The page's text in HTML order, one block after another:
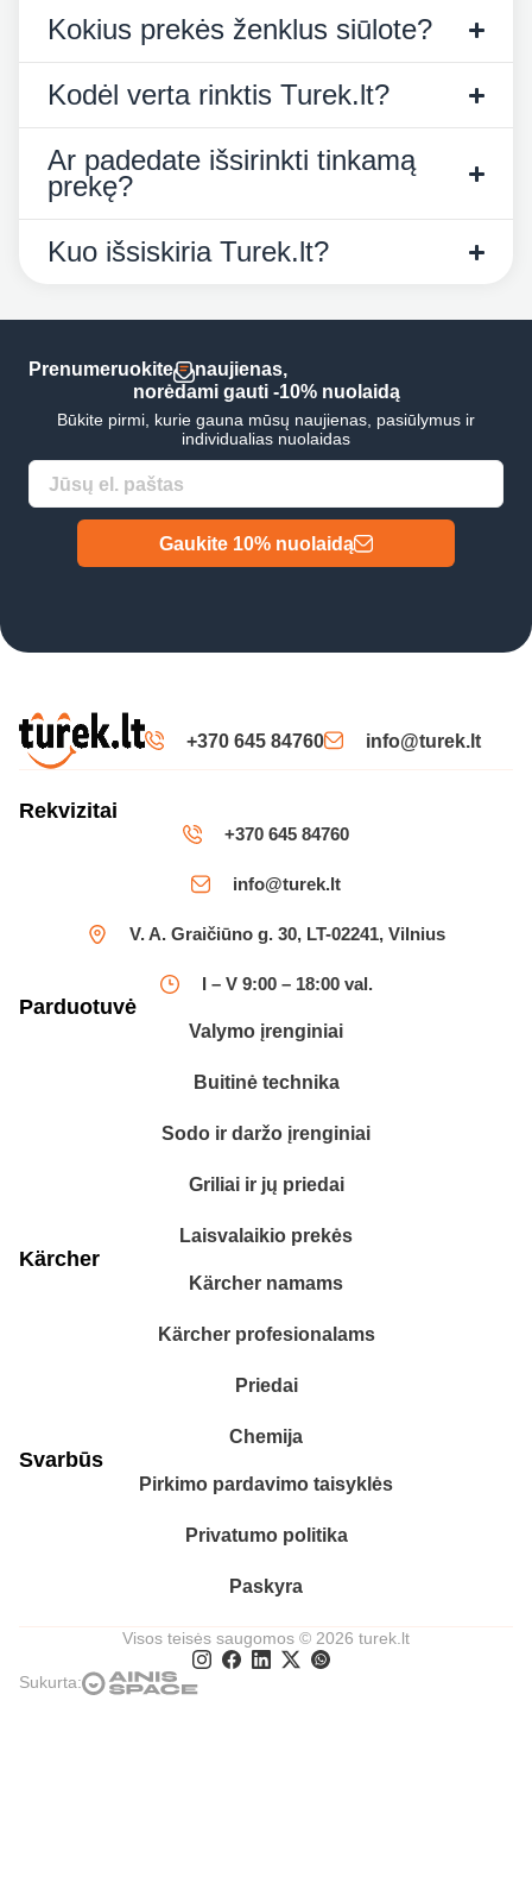
Kokius prekės ženklus siūlote?
Kodėl verta rinktis Turek.lt?
Ar padedate išsirinkti tinkamą
prekę?
Kuo išsiskiria Turek.lt?
Prenumeruokite
naujienas,
norėdami gauti -10% nuolaidą
Būkite pirmi, kurie gauna mūsų naujienas, pasiūlymus ir
individualias nuolaidas
Gaukite 10% nuolaidą
+370 645 84760 info@turek.lt
Rekvizitai
+370 645 84760
info@turek.lt
V. A. Graičiūno g. 30, LT-02241, Vilnius
I – V 9:00 – 18:00 val.
Parduotuvė
Valymo įrenginiai
Buitinė technika
Sodo ir daržo įrenginiai
Griliai ir jų priedai
Laisvalaikio prekės
Kärcher
Kärcher namams
Kärcher profesionalams
Priedai
Chemija
Svarbūs
Pirkimo pardavimo taisyklės
Privatumo politika
Paskyra
Visos teisės saugomos © 2026 turek.lt
Sukurta: